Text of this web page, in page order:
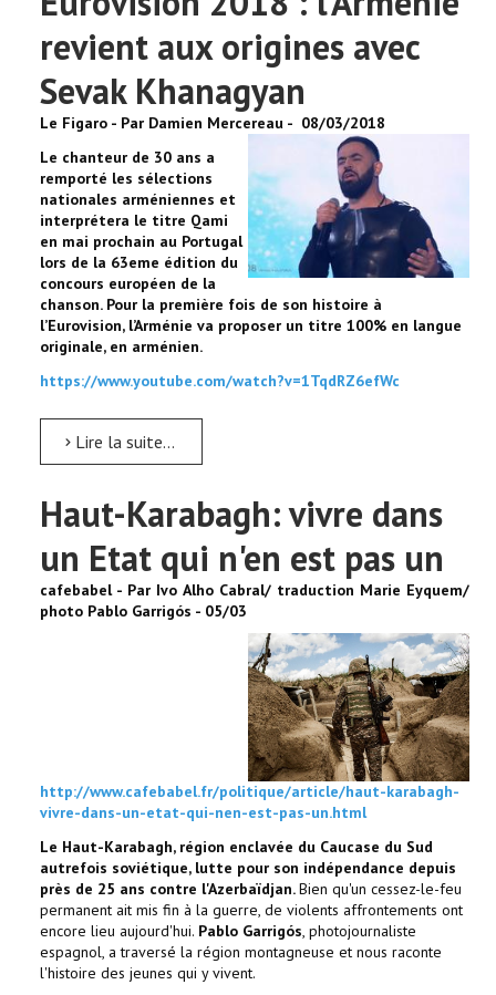
revient aux origines avec
Sevak Khanagyan
Le Figaro - Par Damien Mercereau - 08/03/2018
Le chanteur de 30 ans a
remporté les sélections
nationales arméniennes et
interprétera le titre Qami
en mai prochain au Portugal
lors de la 63eme édition du
concours européen de la
chanson. Pour la première fois de son histoire à
l’Eurovision, l’Arménie va proposer un titre 100% en langue
originale, en arménien.
https://www.youtube.com/watch?v=1TqdRZ6efWc
Lire la suite...
Haut-Karabagh: vivre dans
un Etat qui n'en est pas un
cafebabel - Par Ivo Alho Cabral/ traduction Marie Eyquem/
photo Pablo Garrigós - 05/03
http://www.cafebabel.fr/politique/article/haut-karabagh-
vivre-dans-un-etat-qui-nen-est-pas-un.html
Le Haut-Karabagh, région enclavée du Caucase du Sud
autrefois soviétique, lutte pour son indépendance depuis
près de 25 ans contre l'Azerbaïdjan.Bien qu'un cessez-le-feu
permanent ait mis fin à la guerre, de violents affrontements ont
encore lieu aujourd'hui. Pablo Garrigós , photojournaliste
espagnol, a traversé la région montagneuse et nous raconte
l'histoire des jeunes qui y vivent.